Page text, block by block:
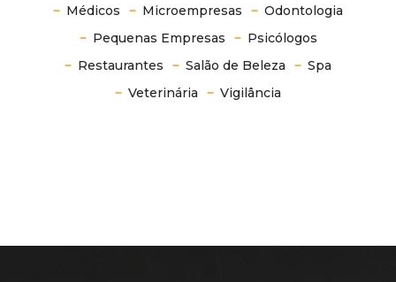
Médicos
Microempresas
Odontologia
Pequenas Empresas
Psicólogos
Restaurantes
Salão de Beleza
Spa
Veterinária
Vigilância